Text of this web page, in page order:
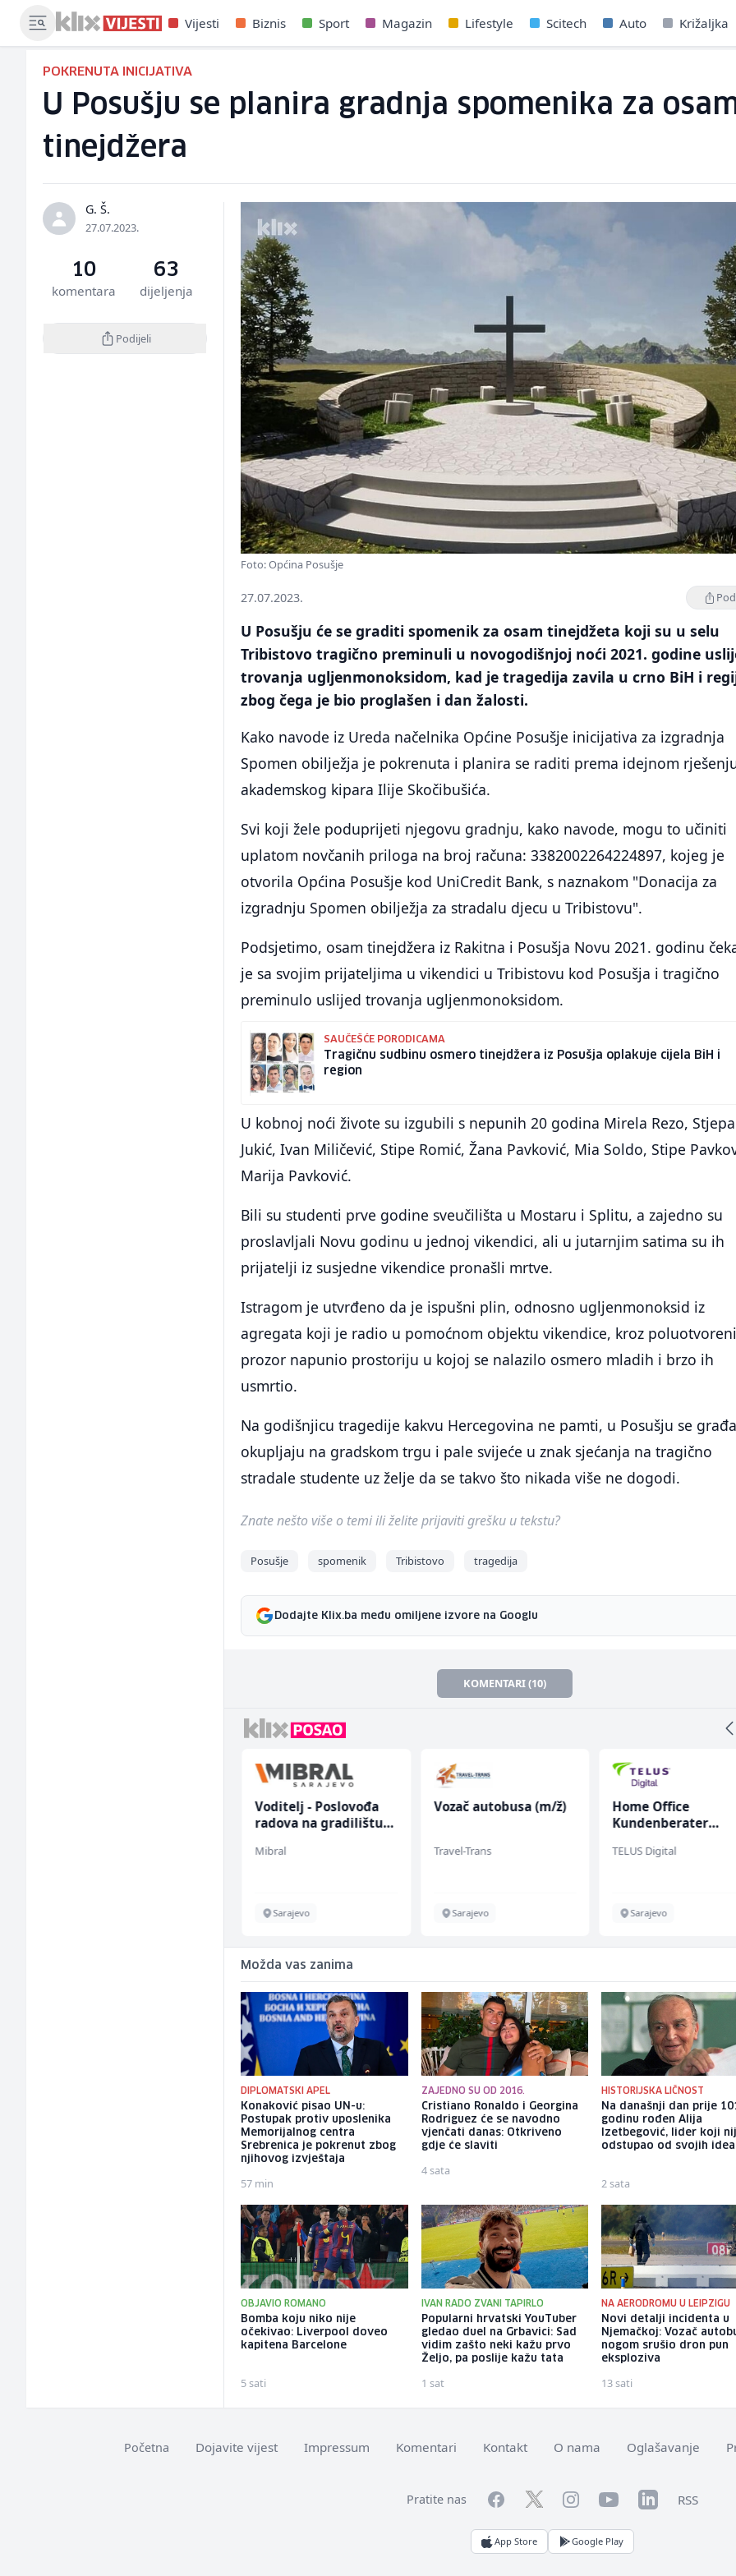
Vijesti Biznis Sport Magazin Lifestyle Scitech Auto Križaljka
POKRENUTA INICIJATIVA
U Posušju se planira gradnja spomenika za
tinejdžera
G. Š.
27.07.2023.
10
komentara
63
dijeljenja
Podijeli
Foto: Općina Posušje
27.07.2023.
U Posušju će se graditi spomenik za osam tinejdžeta koji su u selu
Tribistovo tragično preminuli u novogodišnjoj noći 2021. godine
trovanja ugljenmonoksidom, kad je tragedija zavila u crno BiH i
zbog čega je bio proglašen i dan žalosti.
Kako navode iz Ureda načelnika Općine Posušje inicijativa za izgradnja
Spomen obilježja je pokrenuta i planira se raditi prema idejnom
akademskog kipara Ilije Skočibušića.
Svi koji žele poduprijeti njegovu gradnju, kako navode, mogu to učiniti
uplatom novčanih priloga na broj računa: 3382002264224897, kojeg je
otvorila Općina Posušje kod UniCredit Bank, s naznakom "Donacija za
izgradnju Spomen obilježja za stradalu djecu u Tribistovu".
Podsjetimo, osam tinejdžera iz Rakitna i Posušja Novu 2021. godinu
je sa svojim prijateljima u vikendici u Tribistovu kod Posušja i tragično
preminulo uslijed trovanja ugljenmonoksidom.
SAUČEŠĆE PORODICAMA
Tragičnu sudbinu osmero tinejdžera iz Posušja oplakuje cijela BiH i
region
U kobnoj noći živote su izgubili s nepunih 20 godina Mirela Rezo,
Jukić, Ivan Miličević, Stipe Romić, Žana Pavković, Mia Soldo, Stipe
Marija Pavković.
Bili su studenti prve godine sveučilišta u Mostaru i Splitu, a zajedno su
proslavljali Novu godinu u jednoj vikendici, ali u jutarnjim satima su ih
prijatelji iz susjedne vikendice pronašli mrtve.
Istragom je utvrđeno da je ispušni plin, odnosno ugljenmonoksid iz
agregata koji je radio u pomoćnom objektu vikendice, kroz poluotvoreni
prozor napunio prostoriju u kojoj se nalazilo osmero mladih i brzo ih
usmrtio.
Na godišnjicu tragedije kakvu Hercegovina ne pamti, u Posušju se
okupljaju na gradskom trgu i pale svijeće u znak sjećanja na tragično
stradale studente uz želje da se takvo što nikada više ne dogodi.
Znate nešto više o temi ili želite prijaviti grešku u tekstu?
Posušje spomenik Tribistovo tragedija
Dodajte Klix.ba među omiljene izvore na Googlu
KOMENTARI (10)
Voditelj - Poslovođa
radova na gradilištu
Mibral
Sarajevo
Vozač autobusa (m/ž)
Travel-Trans
Sarajevo
Home Office
Kundenberater
renommiertes
TELUS Digital
Sarajevo
Možda vas zanima
DIPLOMATSKI APEL
Konaković pisao UN-u:
Postupak protiv uposlenika
Memorijalnog centra
Srebrenica je pokrenut zbog
njihovog izvještaja
57 min
ZAJEDNO SU OD 2016.
Cristiano Ronaldo i Georgina
Rodriguez će se navodno
vjenčati danas: Otkriveno
gdje će slaviti
4 sata
HISTORIJSKA LIČNOST
Na današnji dan prije
godinu rođen Alija
Izetbegović, lider koji
odstupao od svojih
2 sata
OBJAVIO ROMANO
Bomba koju niko nije
očekivao: Liverpool doveo
kapitena Barcelone
5 sati
IVAN RADO ZVANI TAPIRLO
Popularni hrvatski YouTuber
gledao duel na Grbavici: Sad
vidim zašto neki kažu prvo
Željo, pa poslije kažu tata
1 sat
NA AERODROMU U LEIPZIGU
Novi detalji incidenta u
Njemačkoj: Vozač
nogom srušio dron pun
eksploziva
13 sati
Početna Dojavite vijest Impressum Komentari Kontakt O nama Oglašavanje
Pratite nas FacebookTwitterInstagramYouTubeLinkedInRSS
App Store Google Play